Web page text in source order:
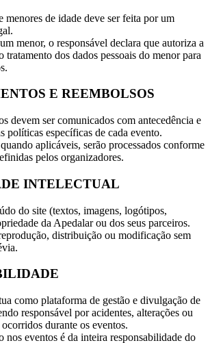
menores de idade deve ser feita por um
menor, o responsável declara que autoriza a
tratamento dos dados pessoais do menor para
E REEMBOLSOS
devem ser comunicados com antecedência e
políticas específicas de cada evento.
aplicáveis, serão processados conforme
pelos organizadores.
INTELECTUAL
do site (textos, imagens, logótipos,
da Apedalar ou dos seus parceiros.
distribuição ou modificação sem
como plataforma de gestão e divulgação de
responsável por acidentes, alterações ou
durante os eventos.
nos eventos é da inteira responsabilidade do